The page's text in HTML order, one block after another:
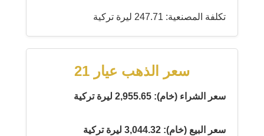
تكلفة المصنعية: 247.71 ليرة تركية
سعر الذهب عيار 21
سعر الشراء (خام): 2,955.65 ليرة تركية
سعر البيع (خام): 3,044.32 ليرة تركية